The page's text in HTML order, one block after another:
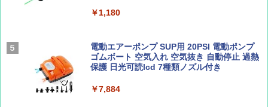
イド ブラックコーティング フルクローズ メ
ッシュ 4人用 簡単設置 ポップアップテント P
ATCW-150B エクルベージュ
￥-
￥1,180
電動エアーポンプ SUP用 20PSI 電動ポンプ
ゴムボート 空気入れ 空気抜き 自動停止 過熱
保護 日光可読lcd 7種類ノズル付き
￥7,884